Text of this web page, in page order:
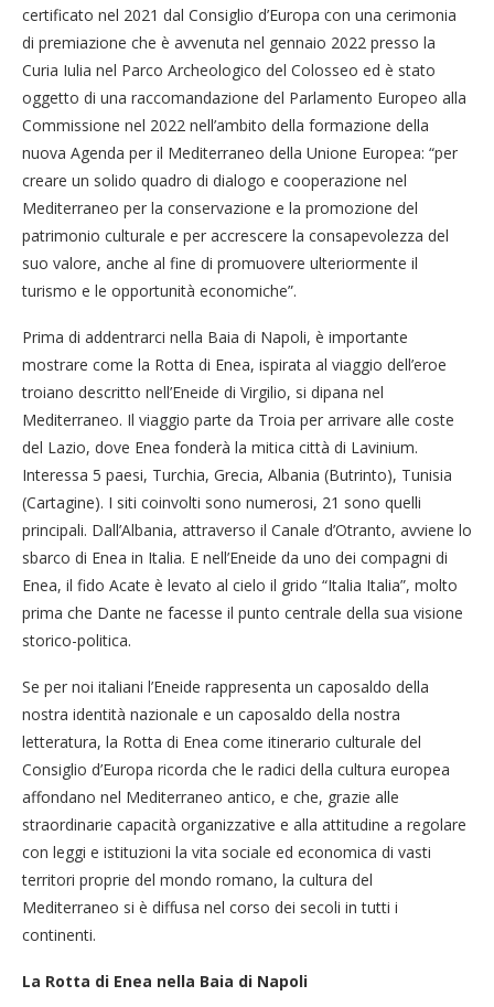
certificato nel 2021 dal Consiglio d’Europa con una cerimonia
di premiazione che è avvenuta nel gennaio 2022 presso la
Curia Iulia nel Parco Archeologico del Colosseo ed è stato
oggetto di una raccomandazione del Parlamento Europeo alla
Commissione nel 2022 nell’ambito della formazione della
nuova Agenda per il Mediterraneo della Unione Europea: “per
creare un solido quadro di dialogo e cooperazione nel
Mediterraneo per la conservazione e la promozione del
patrimonio culturale e per accrescere la consapevolezza del
suo valore, anche al fine di promuovere ulteriormente il
turismo e le opportunità economiche”.
Prima di addentrarci nella Baia di Napoli, è importante
mostrare come la Rotta di Enea, ispirata al viaggio dell’eroe
troiano descritto nell’Eneide di Virgilio, si dipana nel
Mediterraneo. Il viaggio parte da Troia per arrivare alle coste
del Lazio, dove Enea fonderà la mitica città di Lavinium.
Interessa 5 paesi, Turchia, Grecia, Albania (Butrinto), Tunisia
(Cartagine). I siti coinvolti sono numerosi, 21 sono quelli
principali. Dall’Albania, attraverso il Canale d’Otranto, avviene lo
sbarco di Enea in Italia. E nell’Eneide da uno dei compagni di
Enea, il fido Acate è levato al cielo il grido “Italia Italia”, molto
prima che Dante ne facesse il punto centrale della sua visione
storico-politica.
Se per noi italiani l’Eneide rappresenta un caposaldo della
nostra identità nazionale e un caposaldo della nostra
letteratura, la Rotta di Enea come itinerario culturale del
Consiglio d’Europa ricorda che le radici della cultura europea
affondano nel Mediterraneo antico, e che, grazie alle
straordinarie capacità organizzative e alla attitudine a regolare
con leggi e istituzioni la vita sociale ed economica di vasti
territori proprie del mondo romano, la cultura del
Mediterraneo si è diffusa nel corso dei secoli in tutti i
continenti.
La Rotta di Enea nella Baia di Napoli